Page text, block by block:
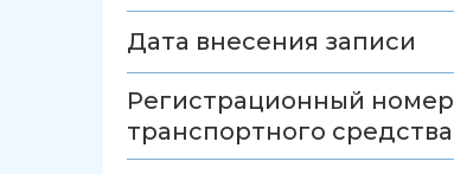
Дата внесения записи
Регистрационный номер
транспортного средства